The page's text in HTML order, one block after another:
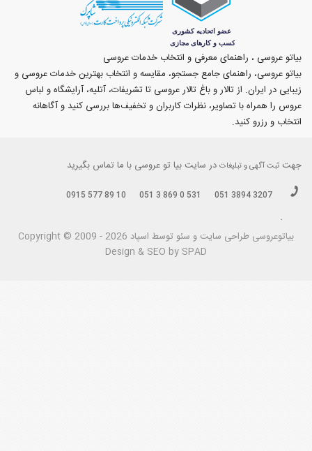
بیاتو عروسی ، راهنمای معرفی و انتخاب خدمات عروسی
بیاتو عروسی، راهنمای جامع جستجو، مقایسه و انتخاب بهترین خدمات عروسی و
زیبایی در ایران. از تالار و باغ تالار عروسی تا تشریفات، آتلیه، آرایشگاه و لباس
عروس را همراه با تصاویر، نظرات کاربران و تخفیف‌ها بررسی کنید و آگاهانه
انتخاب و رزرو کنید.
جهت ثبت آگهی و تبلیغات در سایت بیا تو عروسی با ما تماس بگیرید
051 3894 3207
051 3 869 0 531
0915 577 89 10
.
بیاتوعروسی Copyright © 2009 - 2026 طراحی سايت و سئو توسط اسپاد
Design & SEO by SPAD